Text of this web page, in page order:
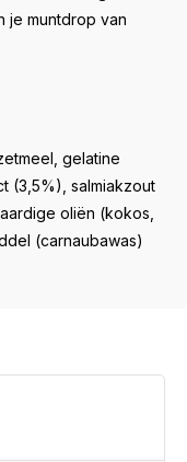
je muntdrop van
gelatine
(3,5%), salmiakzout
oliën (kokos,
(carnaubawas)